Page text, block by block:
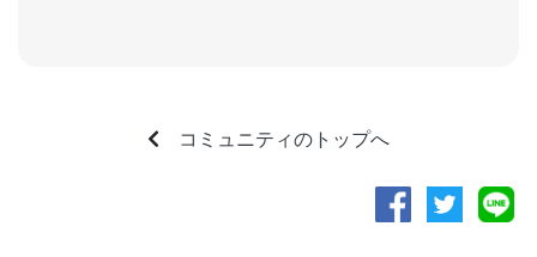
コミュニティのトップへ